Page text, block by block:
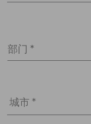
部门 *
城市 *